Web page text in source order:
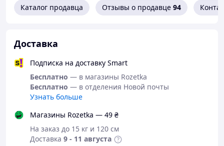
Уважаемый клиент! Мы уважаем вашу
Каталог продавца Отзывы о продавце 94
Доставка
Подписка на доставку Smart
Бесплатно — в магазины Rozetka
Бесплатно — в отделения Новой почты
Узнать больше
Магазины Rozetka — 49 ₴
На заказ до 15 кг и 120 см
Доставка 9 - 11 августа